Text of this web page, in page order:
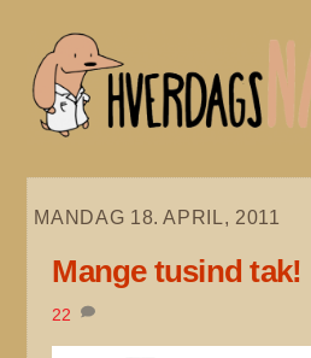
content
MANDAG 18. APRIL, 2011
Mange tusind tak!
22